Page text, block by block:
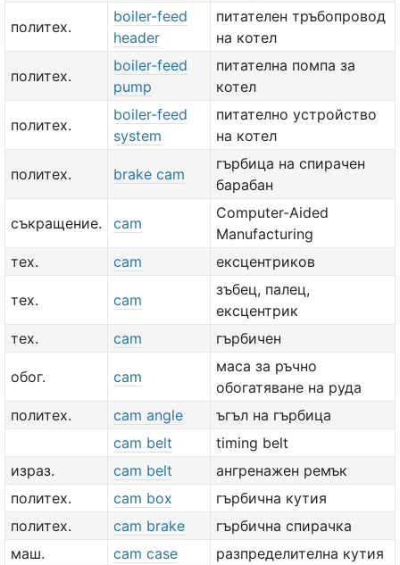
политех.
boiler-feed
header
питателен тръбопровод
на котел
политех.
boiler-feed
pump
питателна помпа за
котел
политех.
boiler-feed
system
питателно устройство
на котел
политех. brake cam
гърбица на спирачен
барабан
съкращение. cam
Computer-Aided
Manufacturing
тех.
cam ексцентриков
тех. cam
зъбец, палец,
ексцентрик
тех.
cam гърбичен
обог. cam
маса за ръчно
обогатяване на руда
политех.
cam angle
ъгъл на гърбица
cam belt
timing belt
израз.
cam belt
ангренажен ремък
политех.
cam box
гърбична кутия
политех.
cam brake
гърбична спирачка
маш.
cam case
разпределителна кутия